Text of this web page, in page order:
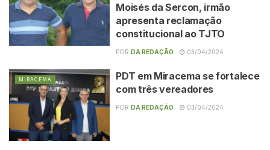
Moisés da Sercon, irmão
apresenta reclamação
constitucional ao TJTO
POR DA REDAÇÃO 03/04/2024
MIRACEMA
PDT em Miracema se fortalece
com três vereadores
POR DA REDAÇÃO 03/04/2024